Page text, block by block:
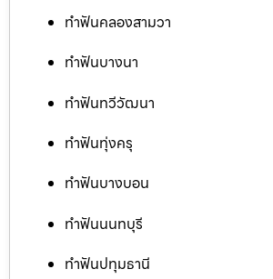
ทำฟันคลองสามวา
ทำฟันบางนา
ทำฟันทวีวัฒนา
ทำฟันทุ่งครุ
ทำฟันบางบอน
ทำฟันนนทบุรี
ทำฟันปทุมธานี